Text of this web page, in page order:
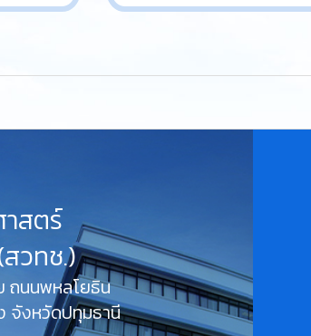
สตร์
วทช.)
ถนนพหลโยธิน
จังหวัดปทุมธานี